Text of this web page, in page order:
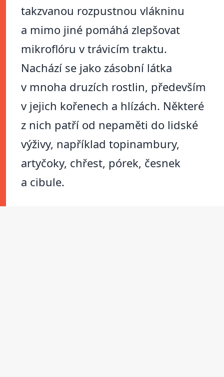
takzvanou rozpustnou vlákninu
a mimo jiné pomáhá zlepšovat
mikroflóru v trávicím traktu.
Nachází se jako zásobní látka
v mnoha druzích rostlin, především
v jejich kořenech a hlízách. Některé
z nich patří od nepaměti do lidské
výživy, například topinambury,
artyčoky, chřest, pórek, česnek
a cibule.